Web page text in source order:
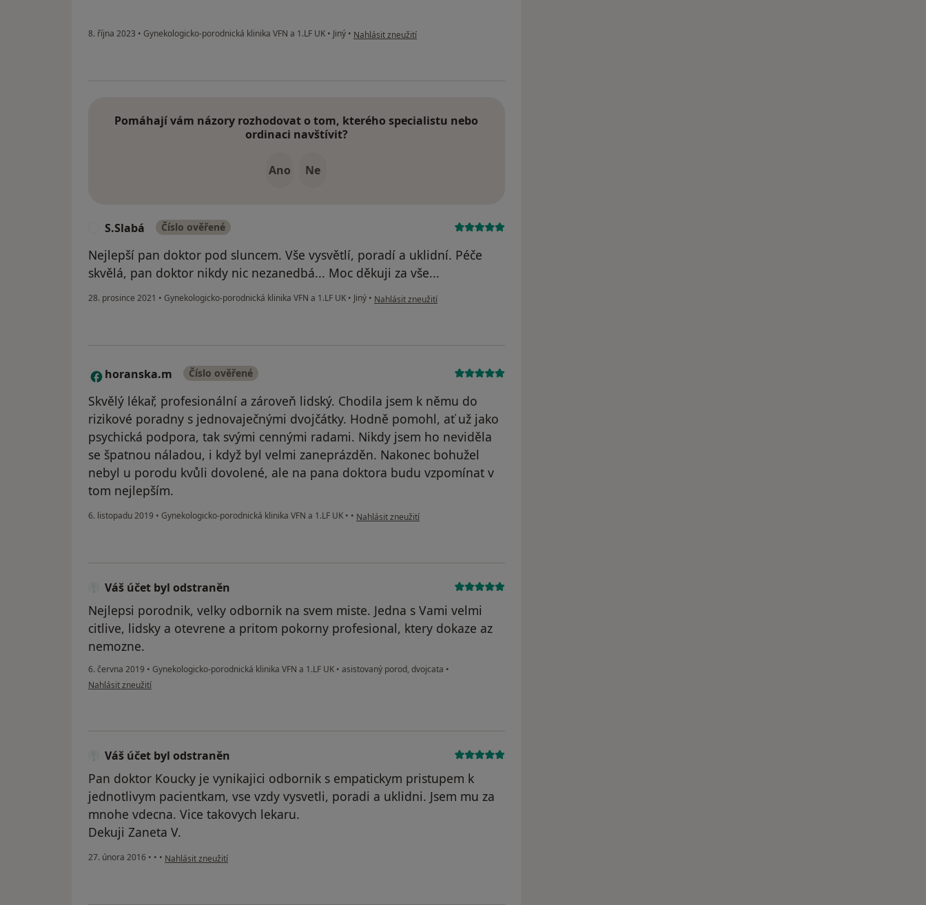
8. října 2023 • Gynekologicko-porodnická klinika VFN a 1.LF UK • Jiný • podle názoru uživatele Barbora N.
Nahlásit zneužití
Pomáhají vám názory rozhodovat o tom, kterého specialistu nebo
ordinaci navštívit?
Ano Ne
S.Slabá Číslo ověřené
Nejlepší pan doktor pod sluncem. Vše vysvětlí, poradí a uklidní. Péče
skvělá, pan doktor nikdy nic nezanedbá... Moc děkuji za vše...
28. prosince 2021 • Gynekologicko-porodnická klinika VFN a 1.LF UK • Jiný • podle názoru uživatele S.Slabá
Nahlásit zneužití
H horanska.m Číslo ověřené
Skvělý lékař, profesionální a zároveň lidský. Chodila jsem k němu do
rizikové poradny s jednovaječnými dvojčátky. Hodně pomohl, ať už jako
psychická podpora, tak svými cennými radami. Nikdy jsem ho neviděla
se špatnou náladou, i když byl velmi zaneprázděn. Nakonec bohužel
nebyl u porodu kvůli dovolené, ale na pana doktora budu vzpomínat v
tom nejlepším.
6. listopadu 2019 • Gynekologicko-porodnická klinika VFN a 1.LF UK • • podle názoru uživatele horanska.m
Nahlásit zneužití
Váš účet byl odstraněn
Nejlepsi porodnik, velky odbornik na svem miste. Jedna s Vami velmi
citlive, lidsky a otevrene a pritom pokorny profesional, ktery dokaze az
nemozne.
6. června 2019 • Gynekologicko-porodnická klinika VFN a 1.LF UK • asistovaný porod, dvojcata •
podle názoru uživatele Váš účet byl odstraněn
Nahlásit zneužití
Váš účet byl odstraněn
Pan doktor Koucky je vynikajici odbornik s empatickym pristupem k
jednotlivym pacientkam, vse vzdy vysvetli, poradi a uklidni. Jsem mu za
mnohe vdecna. Vice takovych lekaru.
Dekuji Zaneta V.
27. února 2016 • • • podle názoru uživatele Váš účet byl odstraněn
Nahlásit zneužití